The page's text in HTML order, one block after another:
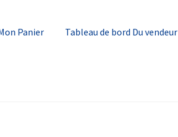
Panier Tableau de bord Du vendeur